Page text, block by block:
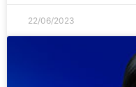
22/06/2023